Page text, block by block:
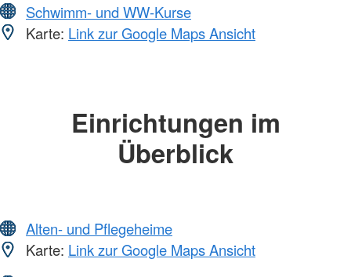
Schwimm- und WW-Kurse
Karte: Link zur Google Maps Ansicht
Einrichtungen im
Überblick
Alten- und Pflegeheime
Karte: Link zur Google Maps Ansicht